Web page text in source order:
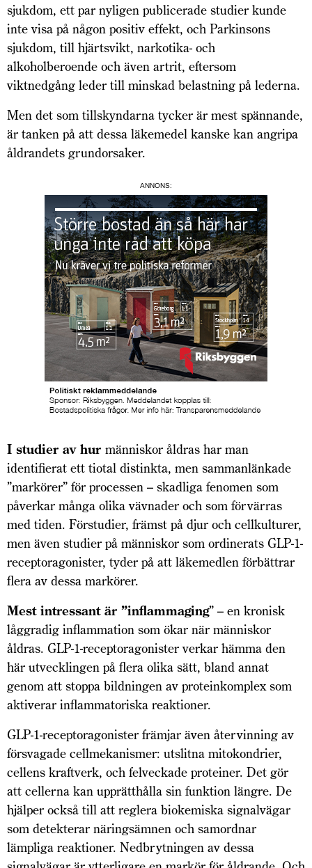
sjukdom, ett par nyligen publicerade studier kunde
inte visa på någon positiv effekt, och Parkinsons
sjukdom, till hjärtsvikt, narkotika- och
alkoholberoende och även artrit, eftersom
viktnedgång leder till minskad belastning på lederna.
Men det som tillskyndarna tycker är mest spännande,
är tanken på att dessa läkemedel kanske kan angripa
åldrandets grundorsaker.
ANNONS:
I studier av hur människor åldras har man
identifierat ett tiotal distinkta, men sammanlänkade
”markörer” för processen – skadliga fenomen som
påverkar många olika vävnader och som förvärras
med tiden. Förstudier, främst på djur och cellkulturer,
men även studier på människor som ordinerats GLP-1-
receptoragonister, tyder på att läkemedlen förbättrar
flera av dessa markörer.
Mest intressant är ”inflammaging” – en kronisk
låggradig inflammation som ökar när människor
åldras. GLP-1-receptor­agonister verkar hämma den
här utvecklingen på flera olika sätt, bland annat
genom att stoppa bildningen av proteinkomplex som
aktiverar inflammatoriska reaktioner.
GLP-1-receptoragonister främ­jar även återvinning av
försvagade cellmekanismer: utslitna mito­kondrier,
cellens kraftverk, och felveckade proteiner. Det gör
att cellerna kan upprätthålla sin funktion längre. De
hjälper också till att reglera biokemiska signalvägar
som detekterar näringsämnen och samordnar
lämpliga reaktioner. Nedbrytningen av dessa